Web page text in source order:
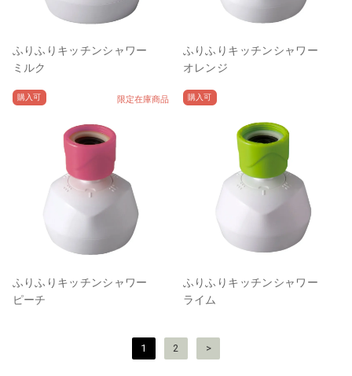
ふりふりキッチンシャワー
ミルク
ふりふりキッチンシャワー
オレンジ
購入可 限定在庫商品
ふりふりキッチンシャワー
ピーチ
購入可
ふりふりキッチンシャワー
ライム
1 2 >